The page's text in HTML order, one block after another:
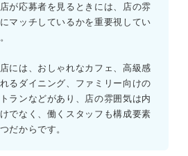
が応募者を見るときには、店の雰
マッチしているかを重要視してい
には、おしゃれなカフェ、高級感
るダイニング、ファミリー向けの
ランなどがあり、店の雰囲気は内
でなく、働くスタッフも構成要素
だからです。